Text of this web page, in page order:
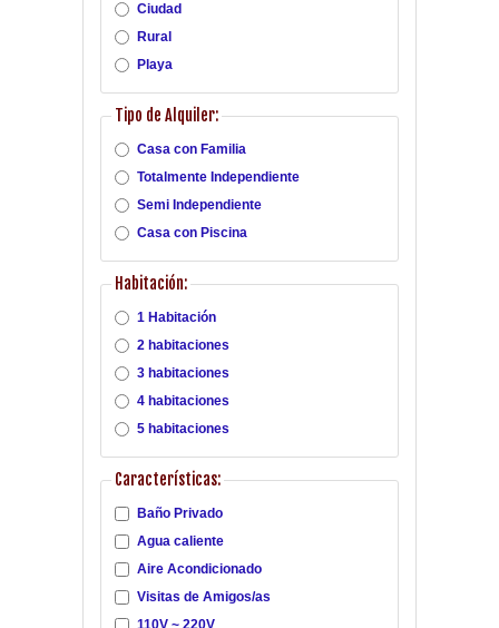
Ciudad
Rural
Playa
Tipo de Alquiler:
Casa con Familia
Totalmente Independiente
Semi Independiente
Casa con Piscina
Habitación:
1 Habitación
2 habitaciones
3 habitaciones
4 habitaciones
5 habitaciones
Características:
Baño Privado
Agua caliente
Aire Acondicionado
Visitas de Amigos/as
110V ~ 220V